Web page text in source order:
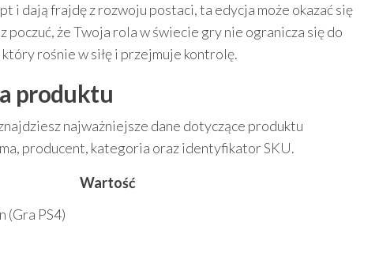
i dają frajdę z rozwoju postaci, ta edycja może okazać się
poczuć, że Twoja rola w świecie gry nie ogranicza się do
rośnie w siłę i przejmuje kontrolę.
produktu
najważniejsze dane dotyczące produktu
producent, kategoria oraz identyfikator SKU.
Wartość
(Gra PS4)